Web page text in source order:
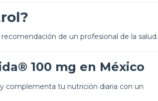
de un profesional de la salud.
100 mg en México
y complementa tu nutrición diaria con un